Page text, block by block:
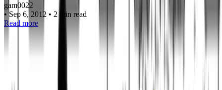
gam0022
• Sep 6, 2012 • 2 min read
Read more